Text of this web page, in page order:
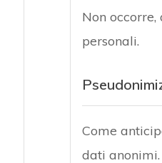
Non
personali.
Come
dati anonimi.